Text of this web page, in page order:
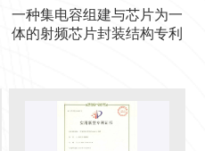
一种集电容组建与芯片为一
体的射频芯片封装结构专利